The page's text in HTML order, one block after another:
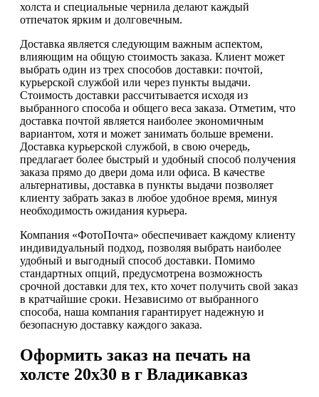
холста и специальные чернила делают каждый
отпечаток ярким и долговечным.
Доставка является следующим важным аспектом,
влияющим на общую стоимость заказа. Клиент может
выбрать один из трех способов доставки: почтой,
курьерской службой или через пункты выдачи.
Стоимость доставки рассчитывается исходя из
выбранного способа и общего веса заказа. Отметим, что
доставка почтой является наиболее экономичным
вариантом, хотя и может занимать больше времени.
Доставка курьерской службой, в свою очередь,
предлагает более быстрый и удобный способ получения
заказа прямо до двери дома или офиса. В качестве
альтернативы, доставка в пункты выдачи позволяет
клиенту забрать заказ в любое удобное время, минуя
необходимость ожидания курьера.
Компания «ФотоПочта» обеспечивает каждому клиенту
индивидуальный подход, позволяя выбрать наиболее
удобный и выгодный способ доставки. Помимо
стандартных опций, предусмотрена возможность
срочной доставки для тех, кто хочет получить свой заказ
в кратчайшие сроки. Независимо от выбранного
способа, наша компания гарантирует надежную и
безопасную доставку каждого заказа.
Оформить заказ на печать на
холсте 20х30 в г Владикавказ